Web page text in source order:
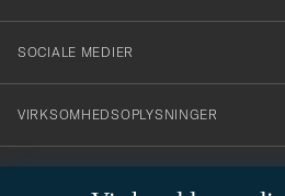
SOCIALE MEDIER
VIRKSOMHEDSOPLYSNINGER